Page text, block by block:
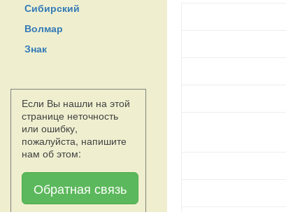
Сибирский
Волмар
Знак
Если Вы нашли на этой
странице неточность
или ошибку,
пожалуйста, напишите
нам об этом:
Обратная связь